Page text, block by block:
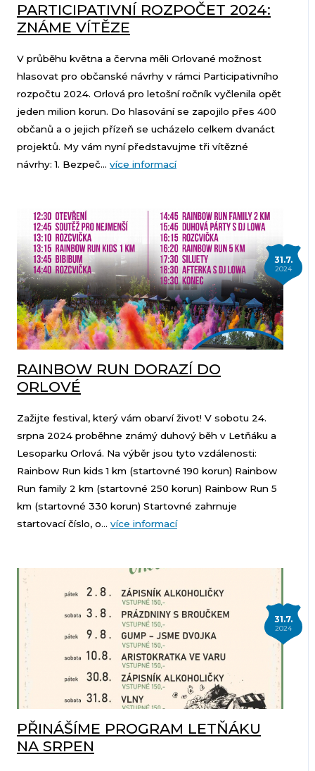
PARTICIPATIVNÍ ROZPOČET 2024:
ZNÁME VÍTĚZE
V průběhu května a června měli Orlované možnost
hlasovat pro občanské návrhy v rámci Participativního
rozpočtu 2024. Orlová pro letošní ročník vyčlenila opět
jeden milion korun. Do hlasování se zapojilo přes 400
občanů a o jejich přízeň se ucházelo celkem dvanáct
projektů. My vám nyní představujme tři vítězné
návrhy: 1. Bezpeč... více informací
31.7.
2024
RAINBOW RUN DORAZÍ DO
ORLOVÉ
Zažijte festival, který vám obarví život! V sobotu 24.
srpna 2024 proběhne známý duhový běh v Letňáku a
Lesoparku Orlová. Na výběr jsou tyto vzdálenosti:
Rainbow Run kids 1 km (startovné 190 korun) Rainbow
Run family 2 km (startovné 250 korun) Rainbow Run 5
km (startovné 330 korun) Startovné zahrnuje
startovací číslo, o... více informací
31.7.
2024
PŘINÁŠÍME PROGRAM LETŇÁKU
NA SRPEN